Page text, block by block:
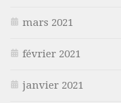
mars 2021
février 2021
janvier 2021